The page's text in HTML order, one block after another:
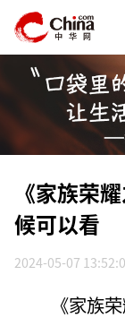
《家族荣
候可以看
2024-05-07
《家族